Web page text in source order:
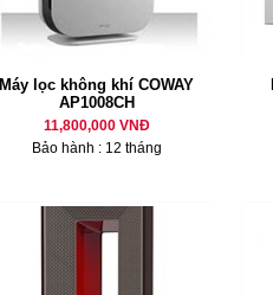
Máy lọc không khí COWAY
AP1008CH
11,800,000 VNĐ
Bảo hành : 12 tháng